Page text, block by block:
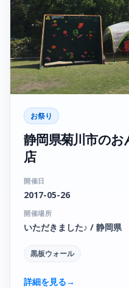
お祭り
静岡県菊川市の
店
開催日
2017-05-26
開催場所
いただきました♪ / 静岡県
黒板ウォール
詳細を見る→